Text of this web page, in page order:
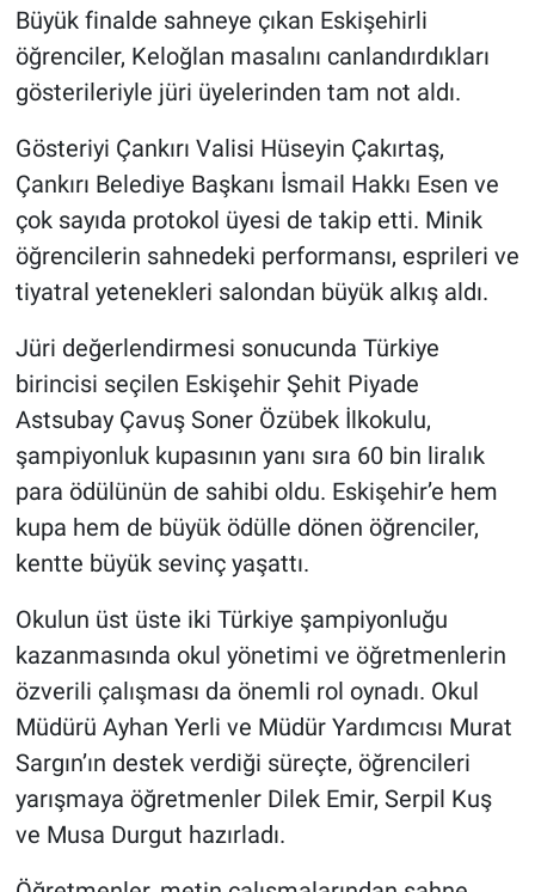
Büyük finalde sahneye çıkan Eskişehirli
öğrenciler, Keloğlan masalını canlandırdıkları
gösterileriyle jüri üyelerinden tam not aldı.
Gösteriyi Çankırı Valisi Hüseyin Çakırtaş,
Çankırı Belediye Başkanı İsmail Hakkı Esen ve
çok sayıda protokol üyesi de takip etti. Minik
öğrencilerin sahnedeki performansı, esprileri ve
tiyatral yetenekleri salondan büyük alkış aldı.
Jüri değerlendirmesi sonucunda Türkiye
birincisi seçilen Eskişehir Şehit Piyade
Astsubay Çavuş Soner Özübek İlkokulu,
şampiyonluk kupasının yanı sıra 60 bin liralık
para ödülünün de sahibi oldu. Eskişehir’e hem
kupa hem de büyük ödülle dönen öğrenciler,
kentte büyük sevinç yaşattı.
Okulun üst üste iki Türkiye şampiyonluğu
kazanmasında okul yönetimi ve öğretmenlerin
özverili çalışması da önemli rol oynadı. Okul
Müdürü Ayhan Yerli ve Müdür Yardımcısı Murat
Sargın’ın destek verdiği süreçte, öğrencileri
yarışmaya öğretmenler Dilek Emir, Serpil Kuş
ve Musa Durgut hazırladı.